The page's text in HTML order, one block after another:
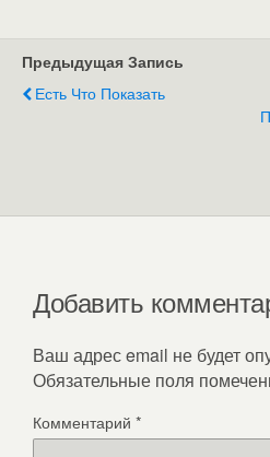
Предыдущая Запись
Есть Что Показать
Добавить
Ваш адрес email не будет
Обязательные поля
Комментарий *